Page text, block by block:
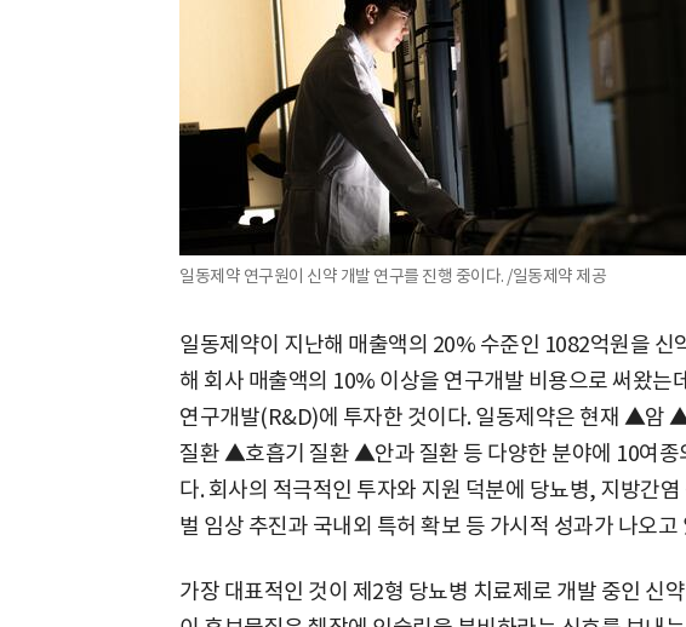
일동제약 연구원이 신약 개발 연구를 진행 중이다. /일동제약 제공
일동제약이 지난해 매출액의 20% 수준인 1082억원을 신
해 회사 매출액의 10% 이상을 연구개발 비용으로 써왔는
연구개발(R&D)에 투자한 것이다. 일동제약은 현재 ▲
질환 ▲호흡기 질환 ▲안과 질환 등 다양한 분야에 10여종
다. 회사의 적극적인 투자와 지원 덕분에 당뇨병, 지방간
벌 임상 추진과 국내외 특허 확보 등 가시적 성과가 나오고
가장 대표적인 것이 제2형 당뇨병 치료제로 개발 중인 신